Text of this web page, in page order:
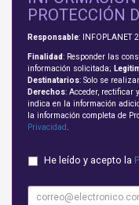
PROTECCIÓN
Responsable: INFOPLANET
Finalidad: Responder las
información solicitada;
Destinatarios: Solo se
Derechos: Acceder, rectificar
indica en la información
la información completa de
Privacidad
He leído y acepto la